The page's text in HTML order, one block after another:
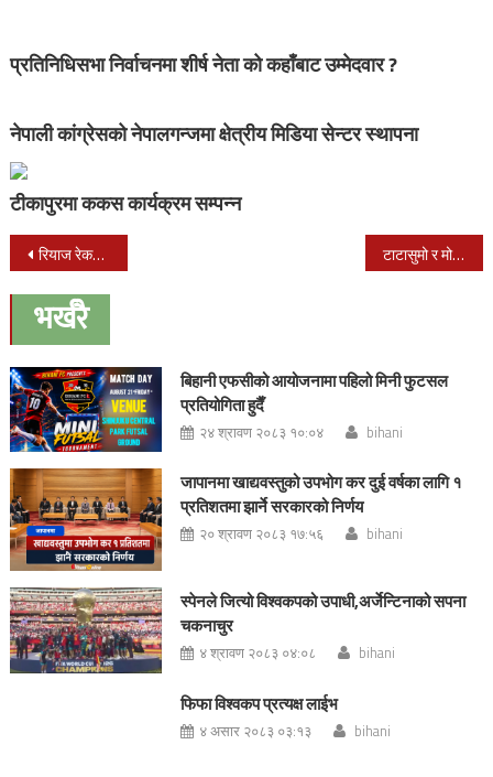
प्रतिनिधिसभा निर्वाचनमा शीर्ष नेता को कहाँबाट उम्मेदवार ?
नेपाली कांग्रेसको नेपालगन्जमा क्षेत्रीय मिडिया सेन्टर स्थापना
टीकापुरमा ककस कार्यक्रम सम्पन्न
Post
navigation
रियाज रेकर्डिङ स्टुडियोले कभर गीत प्रतियोगिता गराउने टाटासुमो र मोटरसाईकल ठोक्किदा मोटरसाईकल चालकको खुट्टा भाँचियो
भर्खरै
बिहानी एफसीको आयोजनामा पहिलो मिनी फुटसल
प्रतियोगिता हुदैँ
२४ श्रावण २०८३ १०:०४ bihani
जापानमा खाद्यवस्तुको उपभोग कर दुई वर्षका लागि १
प्रतिशतमा झार्ने सरकारको निर्णय
२० श्रावण २०८३ १७:५६ bihani
स्पेनले जित्यो विश्वकपको उपाधी,अर्जेन्टिनाको सपना
चकनाचुर
४ श्रावण २०८३ ०४:०८ bihani
फिफा विश्वकप प्रत्यक्ष लाईभ
४ असार २०८३ ०३:१३ bihani